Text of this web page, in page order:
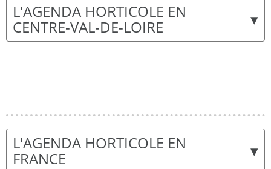
▾
L'AGENDA HORTICOLE EN
CENTRE-VAL-DE-LOIRE
▾
L'AGENDA HORTICOLE EN
FRANCE